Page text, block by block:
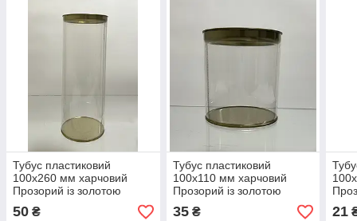
Тубус пластиковий
100х260 мм харчовий
Прозорий із золотою
кришкою і дном
50 ₴
Тубус пластиковий
100х110 мм харчовий
Прозорий із золотою
кришкою і дном
35₴ 21